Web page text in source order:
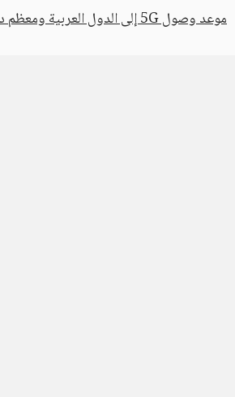
موعد وصول 5G إلى الدول العربية ومعظم دول العالم